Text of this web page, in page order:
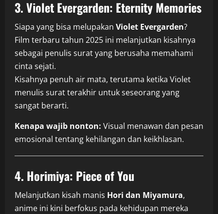
3. Violet Evergarden: Eternity Memories
Siapa yang bisa melupakan Violet Evergarden?
Film terbaru tahun 2025 ini melanjutkan kisahnya
sebagai penulis surat yang berusaha memahami
cinta sejati.
Kisahnya penuh air mata, terutama ketika Violet
menulis surat terakhir untuk seseorang yang
sangat berarti.
Kenapa wajib nonton: Visual menawan dan pesan
emosional tentang kehilangan dan keikhlasan.
4. Horimiya: Piece of You
Melanjutkan kisah manis Hori dan Miyamura,
anime ini kini berfokus pada kehidupan mereka